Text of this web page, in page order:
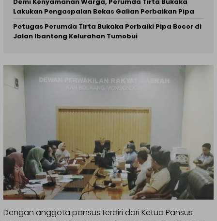
Lakukan Pengaspalan Bekas Galian Perbaikan Pipa
Petugas Perumda Tirta Bukaka Perbaiki Pipa Bocor di
Jalan Ibantong Kelurahan Tumobui
Dengan anggota pansus terdiri dari Ketua Pansus